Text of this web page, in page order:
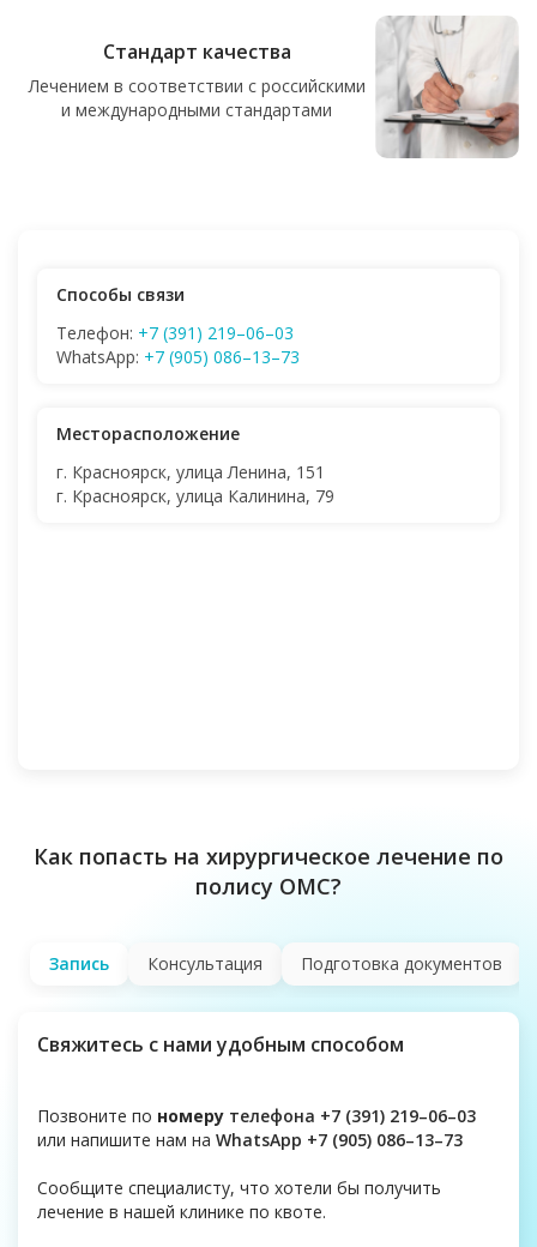
Стандарт качества
Лечением в соответствии с российскими
и международными стандартами
Способы связи
Телефон: +7 (391) 219–06–03
WhatsApp: +7 (905) 086–13–73
Месторасположение
г. Красноярск, улица Ленина, 151
г. Красноярск, улица Калинина, 79
Как попасть на хирургическое лечение по
полису ОМС?
Запись Консультация Подготовка документов
Свяжитесь с нами удобным способом
Позвоните по номеру телефона +7 (391) 219–06–03
или напишите нам на WhatsApp +7 (905) 086–13–73
Сообщите специалисту, что хотели бы получить
лечение в нашей клинике по квоте.